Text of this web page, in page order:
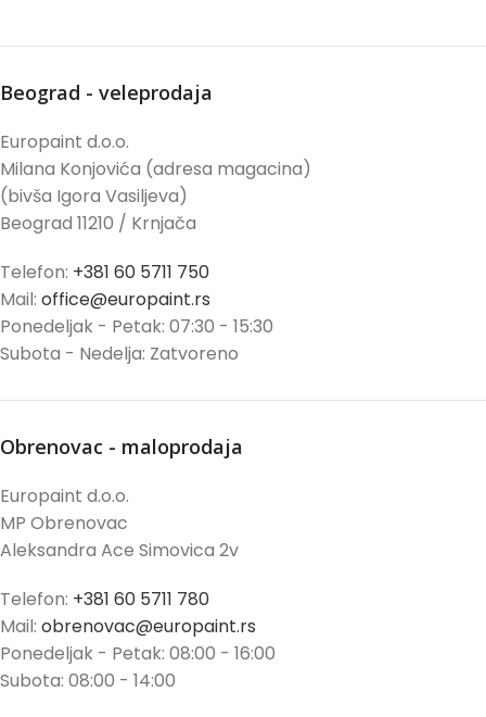
Beograd - veleprodaja
Europaint d.o.o.
Milana Konjovića (adresa magacina)
(bivša Igora Vasiljeva)
Beograd 11210 / Krnjača
Telefon: +381 60 5711 750
Mail: office@europaint.rs
Ponedeljak - Petak: 07:30 - 15:30
Subota - Nedelja: Zatvoreno
Obrenovac - maloprodaja
Europaint d.o.o.
MP Obrenovac
Aleksandra Ace Simovica 2v
Telefon: +381 60 5711 780
Mail: obrenovac@europaint.rs
Ponedeljak - Petak: 08:00 - 16:00
Subota: 08:00 - 14:00